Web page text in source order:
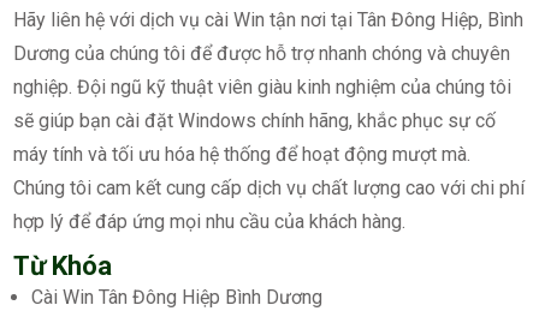
Hãy liên hệ với dịch vụ cài Win tận nơi tại Tân Đông Hiệp, Bình
Dương của chúng tôi để được hỗ trợ nhanh chóng và chuyên
nghiệp. Đội ngũ kỹ thuật viên giàu kinh nghiệm của chúng tôi
sẽ giúp bạn cài đặt Windows chính hãng, khắc phục sự cố
máy tính và tối ưu hóa hệ thống để hoạt động mượt mà.
Chúng tôi cam kết cung cấp dịch vụ chất lượng cao với chi phí
hợp lý để đáp ứng mọi nhu cầu của khách hàng.
Từ Khóa
Cài Win Tân Đông Hiệp Bình Dương